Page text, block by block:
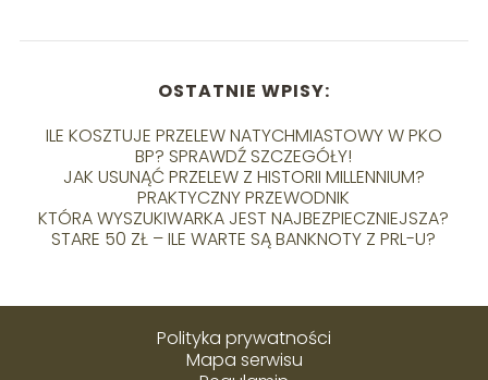
OSTATNIE WPISY:
ILE KOSZTUJE PRZELEW NATYCHMIASTOWY W PKO
BP? SPRAWDŹ SZCZEGÓŁY!
JAK USUNĄĆ PRZELEW Z HISTORII MILLENNIUM?
PRAKTYCZNY PRZEWODNIK
KTÓRA WYSZUKIWARKA JEST NAJBEZPIECZNIEJSZA?
STARE 50 ZŁ – ILE WARTE SĄ BANKNOTY Z PRL-U?
Polityka prywatności
Mapa serwisu